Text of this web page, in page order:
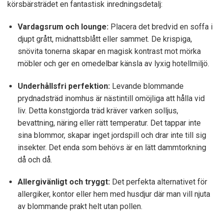
körsbärsträdet en fantastisk inredningsdetalj:
Vardagsrum och lounge: Placera det bredvid en soffa i
djupt grått, midnattsblått eller sammet. De krispiga,
snövita tonerna skapar en magisk kontrast mot mörka
möbler och ger en omedelbar känsla av lyxig hotellmiljö.
Underhållsfri perfektion: Levande blommande
prydnadsträd inomhus är nästintill omöjliga att hålla vid
liv. Detta konstgjorda träd kräver varken solljus,
bevattning, näring eller rätt temperatur. Det tappar inte
sina blommor, skapar inget jordspill och drar inte till sig
insekter. Det enda som behövs är en lätt dammtorkning
då och då.
Allergivänligt och tryggt:Det perfekta alternativet för
allergiker, kontor eller hem med husdjur där man vill njuta
av blommande prakt helt utan pollen.